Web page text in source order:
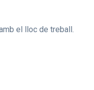
el lloc de treball.